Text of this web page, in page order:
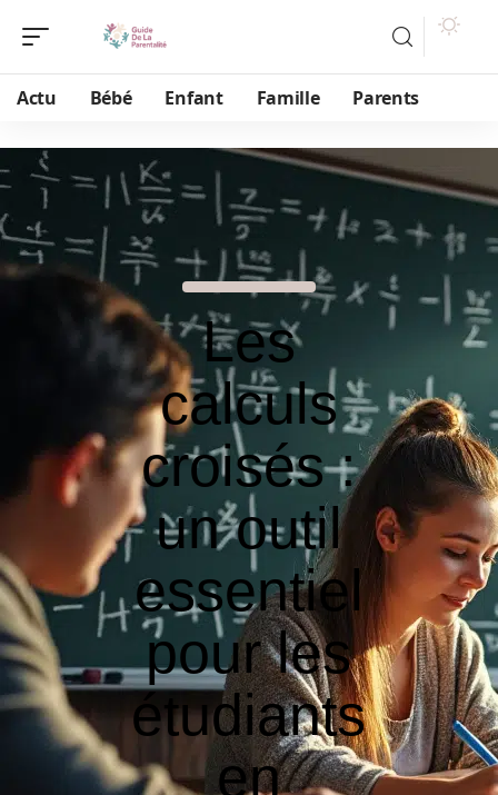
Actu Bébé Enfant Famille Parents
Les
calculs
croisés :
un outil
essentiel
pour les
étudiants
en